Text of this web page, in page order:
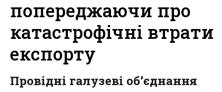
попереджаючи про
катастрофічні втрати
експорту
Провідні галузеві об’єднання